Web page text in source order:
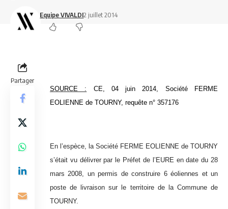
Equipe VIVALDI2 juillet 2014
Partager
SOURCE : CE, 04 juin 2014, Société FERME
EOLIENNE de TOURNY, requête n° 357176
En l’espèce, la Société FERME EOLIENNE de TOURNY
s’était vu délivrer par le Préfet de l’EURE en date du 28
mars 2008, un permis de construire 6 éoliennes et un
poste de livraison sur le territoire de la Commune de
TOURNY.